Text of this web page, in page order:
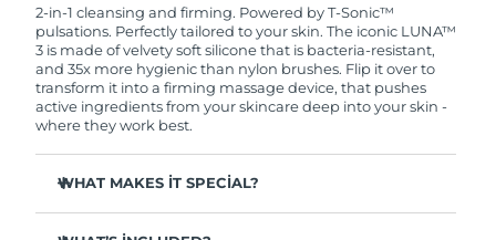
issues within 2-year of purchase, FOREO will
replace your product free of charge.
2-in-1 cleansing and firming. Powered by T-Sonic™
pulsations. Perfectly tailored to your skin. The iconic LUNA™
3 is made of velvety soft silicone that is bacteria-resistant,
and 35x more hygienic than nylon brushes. Flip it over to
transform it into a firming massage device, that pushes
active ingredients from your skincare deep into your skin -
where they work best.
WHAT MAKES IT SPECIAL?